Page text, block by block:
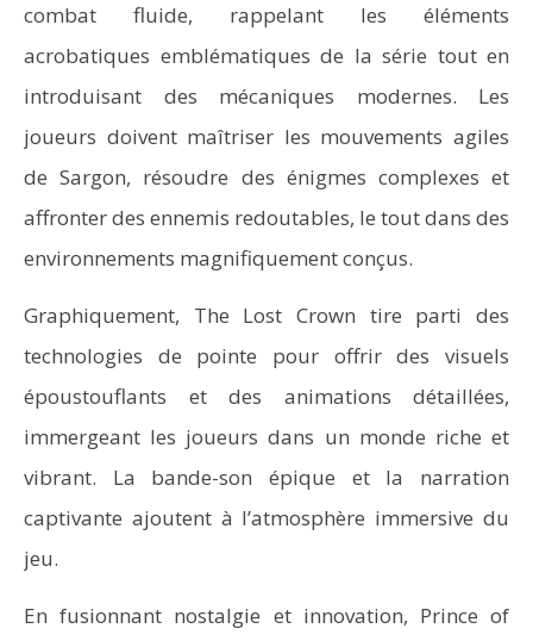
combat fluide, rappelant les éléments
acrobatiques emblématiques de la série tout en
introduisant des mécaniques modernes. Les
joueurs doivent maîtriser les mouvements agiles
de Sargon, résoudre des énigmes complexes et
affronter des ennemis redoutables, le tout dans des
environnements magnifiquement conçus.
Graphiquement, The Lost Crown tire parti des
technologies de pointe pour offrir des visuels
époustouflants et des animations détaillées,
immergeant les joueurs dans un monde riche et
vibrant. La bande-son épique et la narration
captivante ajoutent à l’atmosphère immersive du
jeu.
En fusionnant nostalgie et innovation, Prince of